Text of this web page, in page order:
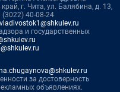
г. Чита, ул. Балябина, д. 13,
(3022) 40-08-24
vladivostok1@shkulev.ru
и государственных
за достоверность
объявлениях.